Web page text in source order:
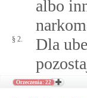
albo
§ 2.
Dla
Orzeczenia: 22